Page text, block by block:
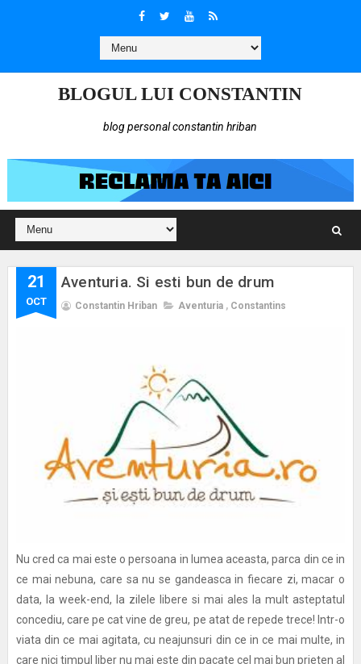
BLOGUL LUI CONSTANTIN
blog personal constantin hriban
21
OCT
Aventuria. Si esti bun de drum
Constantin Hriban Aventuria , Constantins
Nu cred ca mai este o persoana in lumea aceasta, parca din ce in
ce mai nebuna, care sa nu se gandeasca in fiecare zi, macar o
data, la week-end, la zilele libere si mai ales la mult asteptatul
concediu, care pe cat vine de greu, pe atat de repede trece! Intr-o
viata din ce mai agitata, cu neajunsuri din ce in ce mai multe, in
care nici timpul liber nu mai este din pacate cel mai bun prieten al